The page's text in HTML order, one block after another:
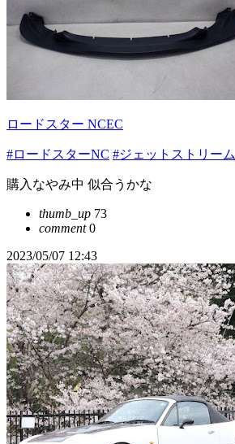
ロードスター NCEC
#ロードスターNC #ジェットストリーム
購入なやみ中 似合うかな
thumb_up 73
comment0
2023/05/07 12:43